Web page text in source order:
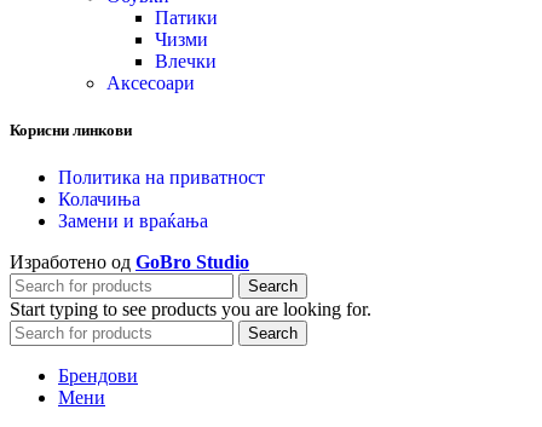
Патики
Чизми
Влечки
Аксесоари
Корисни линкови
Политика на приватност
Колачиња
Замени и враќања
Изработено од GoBro Studio
Search
Start typing to see products you are looking for.
Search
Брендови
Мени